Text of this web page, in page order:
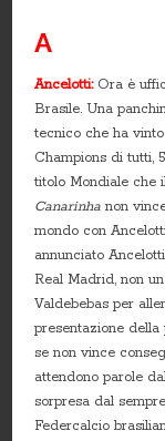
A
Ancelotti: Ora è
Brasile. Una
tecnico che ha
Champions di tutti,
titolo Mondiale che
Canarinhanon
mondo con
annunciato
Real Madrid, non
Valdebebas per
presentazione
se non vince
attendono parole
sorpresa dal
Federcalcio